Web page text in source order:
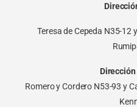
Teresa de Cepeda N35-12
Romero y Cordero N53-93 y